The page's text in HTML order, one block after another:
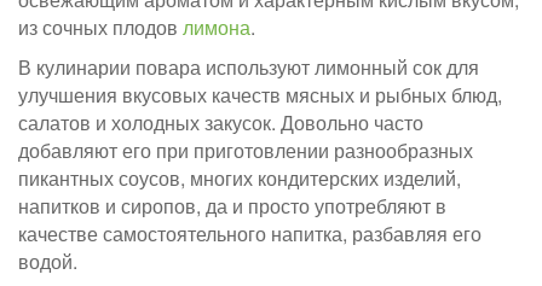
из сочных плодов лимона.
В кулинарии повара используют лимонный сок для
улучшения вкусовых качеств мясных и рыбных блюд,
салатов и холодных закусок. Довольно часто
добавляют его при приготовлении разнообразных
пикантных соусов, многих кондитерских изделий,
напитков и сиропов, да и просто употребляют в
качестве самостоятельного напитка, разбавляя его
водой.